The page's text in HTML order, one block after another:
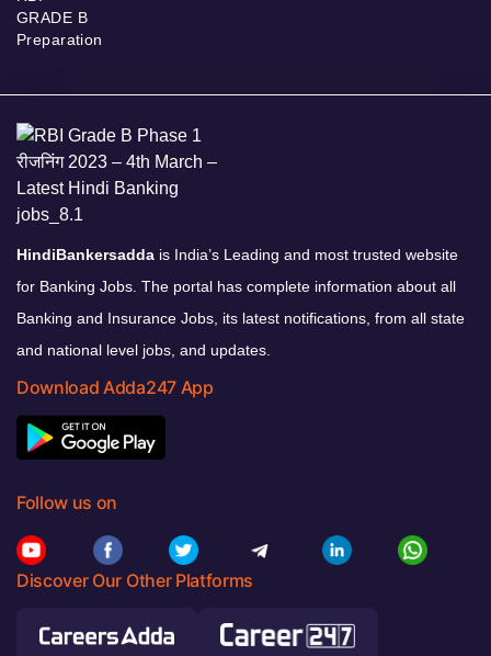
GRADE B
Preparation
HindiBankersadda is India’s Leading and most trusted website
for Banking Jobs. The portal has complete information about all
Banking and Insurance Jobs, its latest notifications, from all state
and national level jobs, and updates.
Download Adda247 App
Follow us on
Discover Our Other Platforms